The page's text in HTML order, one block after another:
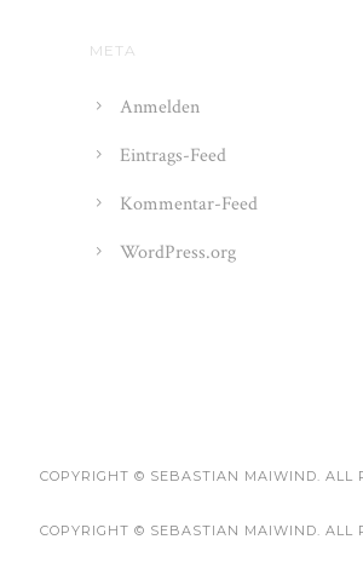
META
Anmelden
Eintrags-Feed
Kommentar-Feed
WordPress.org
COPYRIGHT © SEBASTIAN MAIWIND. ALL
COPYRIGHT © SEBASTIAN MAIWIND. ALL